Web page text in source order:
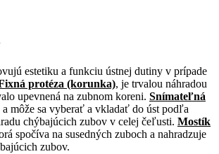
estetiku a funkciu ústnej dutiny v prípade
protéza (korunka), je trvalou náhradou
upevnená na zubnom koreni. Snímateľná
môže sa vyberať a vkladať do úst podľa
chýbajúcich zubov v celej čeľusti. Mostík
spočíva na susedných zuboch a nahradzuje
zubov.